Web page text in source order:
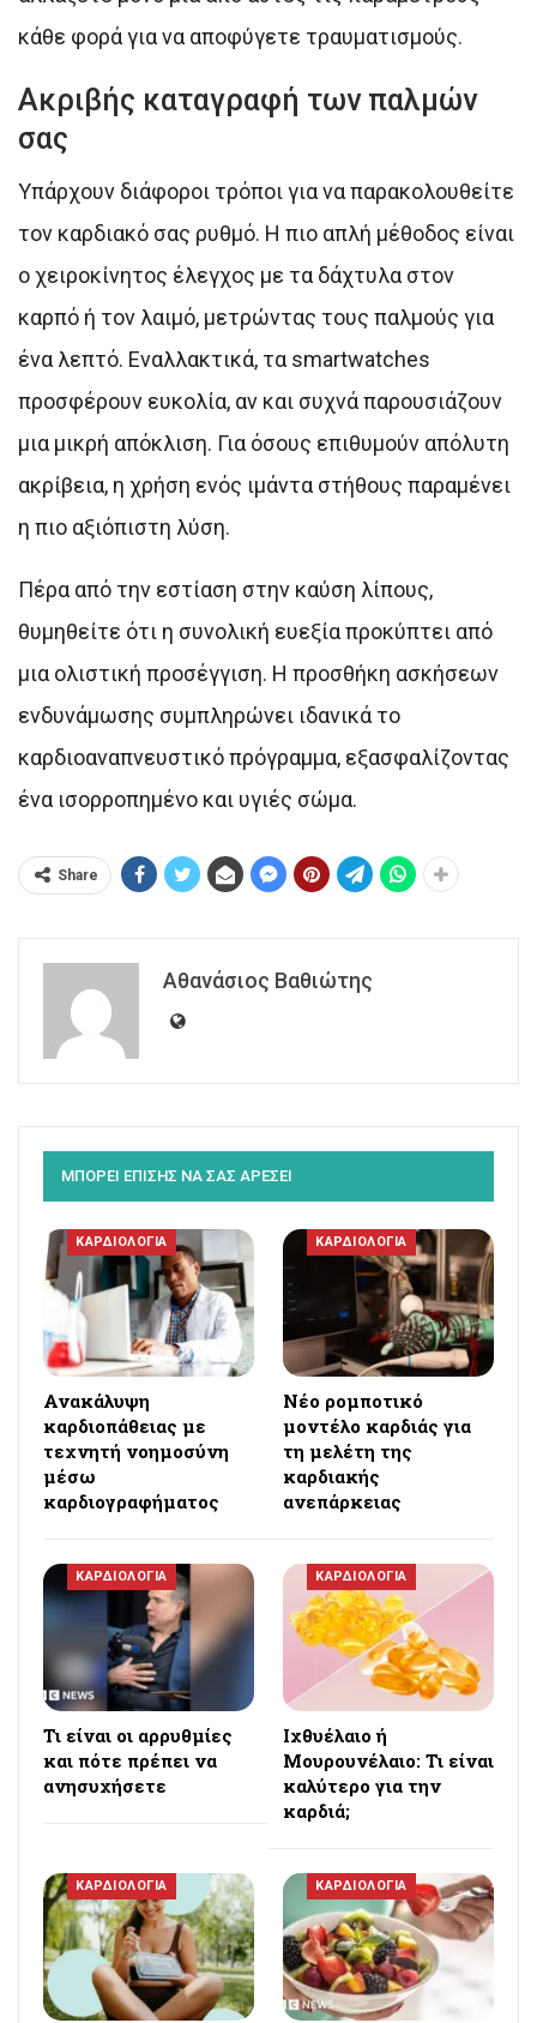
κάθε φορά για να αποφύγετε τραυματισμούς.
Ακριβής καταγραφή των παλμών
σας
Υπάρχουν διάφοροι τρόποι για να παρακολουθείτε
τον καρδιακό σας ρυθμό. Η πιο απλή μέθοδος είναι
ο χειροκίνητος έλεγχος με τα δάχτυλα στον
καρπό ή τον λαιμό, μετρώντας τους παλμούς για
ένα λεπτό. Εναλλακτικά, τα smartwatches
προσφέρουν ευκολία, αν και συχνά παρουσιάζουν
μια μικρή απόκλιση. Για όσους επιθυμούν απόλυτη
ακρίβεια, η χρήση ενός ιμάντα στήθους παραμένει
η πιο αξιόπιστη λύση.
Πέρα από την εστίαση στην καύση λίπους,
θυμηθείτε ότι η συνολική ευεξία προκύπτει από
μια ολιστική προσέγγιση. Η προσθήκη ασκήσεων
ενδυνάμωσης συμπληρώνει ιδανικά το
καρδιοαναπνευστικό πρόγραμμα, εξασφαλίζοντας
ένα ισορροπημένο και υγιές σώμα.
Share
Αθανάσιος Βαθιώτης
ΜΠΟΡΕΙ ΕΠΙΣΗΣ ΝΑ ΣΑΣ ΑΡΕΣΕΙ
ΚΑΡΔΙΟΛΟΓΙΑ
Ανακάλυψη
καρδιοπάθειας με
τεχνητή νοημοσύνη
μέσω
καρδιογραφήματος
ΚΑΡΔΙΟΛΟΓΙΑ
Νέο ρομποτικό
μοντέλο καρδιάς για
τη μελέτη της
καρδιακής
ανεπάρκειας
ΚΑΡΔΙΟΛΟΓΙΑ
Τι είναι οι αρρυθμίες
και πότε πρέπει να
ανησυχήσετε
ΚΑΡΔΙΟΛΟΓΙΑ
Iχθυέλαιο ή
Μουρουνέλαιο: Τι είναι
καλύτερο για την
καρδιά;
ΚΑΡΔΙΟΛΟΓΙΑ ΚΑΡΔΙΟΛΟΓΙΑ